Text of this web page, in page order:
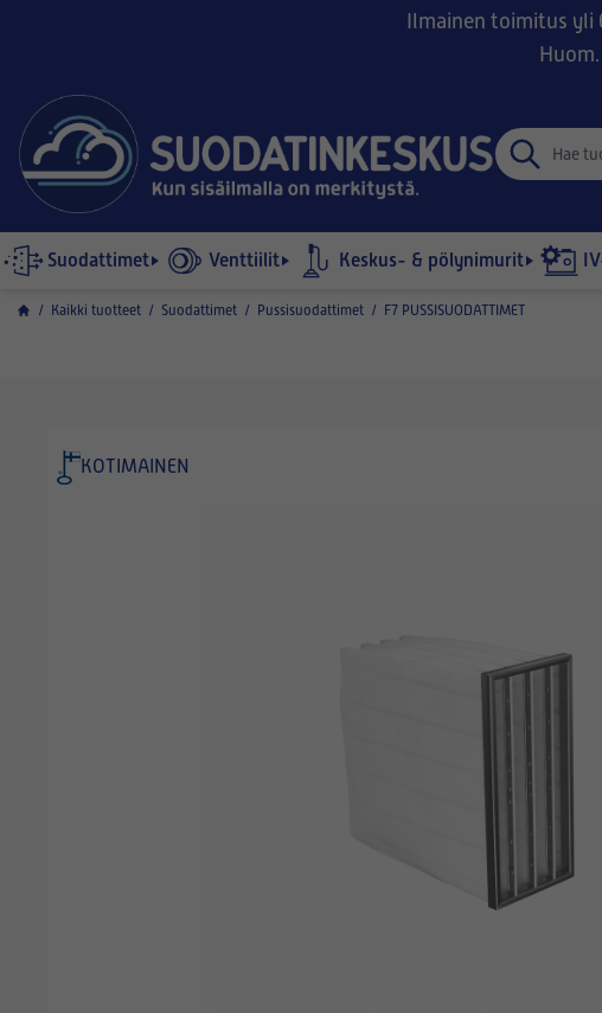
Ilmainen toimitus
Suodattimet Venttiilit Keskus- & pölynimurit
/ Kaikki tuotteet / Suodattimet / Pussisuodattimet / F7 PUSSISUODATTIMET
KOTIMAINEN